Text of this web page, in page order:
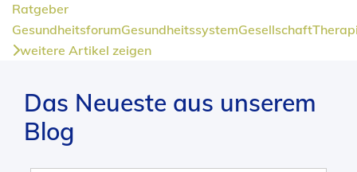
Ratgeber
GesundheitsforumGesundheitssystemGesellschaft
weitere Artikel zeigen
Das Neueste aus unserem
Blog